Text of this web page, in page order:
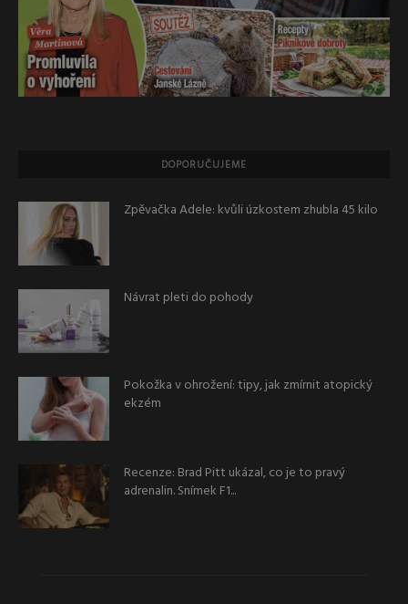
DOPORUČUJEME
Zpěvačka Adele: kvůli úzkostem zhubla 45 kilo
Návrat pleti do pohody
Pokožka v ohrožení: tipy, jak zmírnit atopický
ekzém
Recenze: Brad Pitt ukázal, co je to pravý
adrenalin. Snímek F1...